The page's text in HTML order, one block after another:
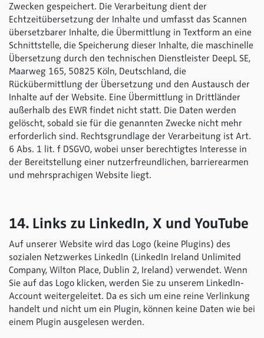
Zwecken gespeichert. Die Verarbeitung dient der
Echtzeitübersetzung der Inhalte und umfasst das Scannen
übersetzbarer Inhalte, die Übermittlung in Textform an eine
Schnittstelle, die Speicherung dieser Inhalte, die maschinelle
Übersetzung durch den technischen Dienstleister DeepL SE,
Maarweg 165, 50825 Köln, Deutschland, die
Rückübermittlung der Übersetzung und den Austausch der
Inhalte auf der Website. Eine Übermittlung in Drittländer
außerhalb des EWR findet nicht statt. Die Daten werden
gelöscht, sobald sie für die genannten Zwecke nicht mehr
erforderlich sind. Rechtsgrundlage der Verarbeitung ist Art.
6 Abs. 1 lit. f DSGVO, wobei unser berechtigtes Interesse in
der Bereitstellung einer nutzerfreundlichen, barrierearmen
und mehrsprachigen Website liegt.
14. Links zu LinkedIn, X und YouTube
Auf unserer Website wird das Logo (keine Plugins) des
sozialen Netzwerkes LinkedIn (LinkedIn Ireland Unlimited
Company, Wilton Place, Dublin 2, Ireland) verwendet. Wenn
Sie auf das Logo klicken, werden Sie zu unserem LinkedIn-
Account weitergeleitet. Da es sich um eine reine Verlinkung
handelt und nicht um ein Plugin, können keine Daten wie bei
einem Plugin ausgelesen werden.